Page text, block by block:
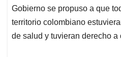
Gobierno se propuso a que
territorio colombiano
de salud y tuvieran derecho